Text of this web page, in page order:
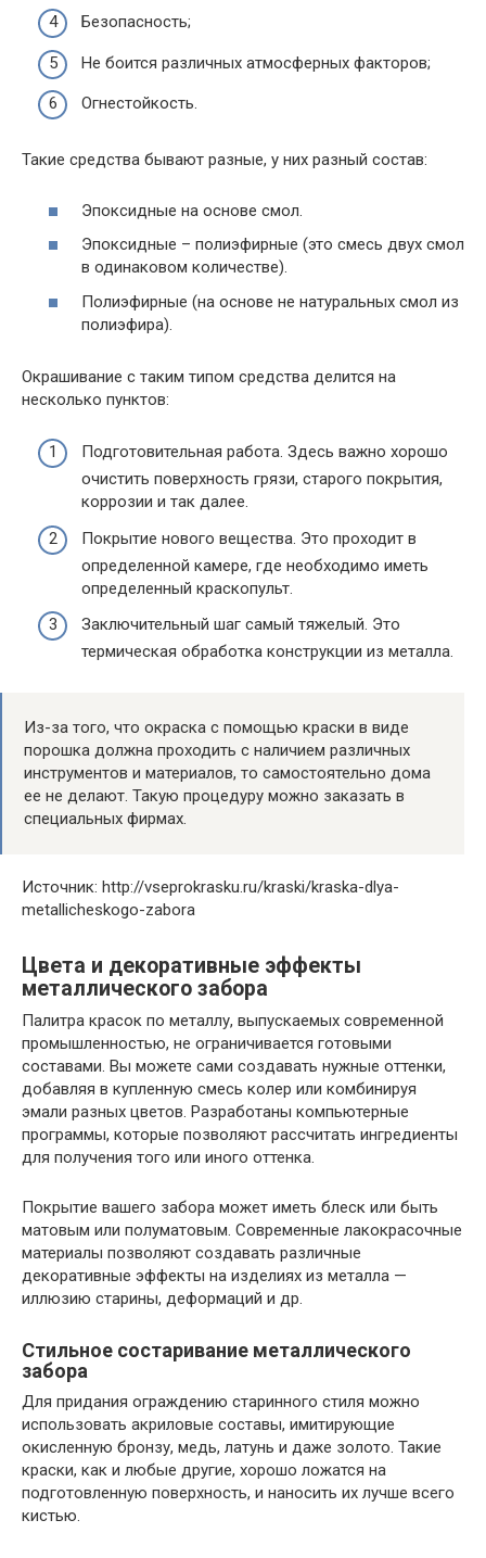
Безопасность;
Не боится различных атмосферных факторов;
Огнестойкость.
Такие средства бывают разные, у них разный состав:
Эпоксидные на основе смол.
Эпоксидные – полиэфирные (это смесь двух смол
в одинаковом количестве).
Полиэфирные (на основе не натуральных смол из
полиэфира).
Окрашивание с таким типом средства делится на
несколько пунктов:
Подготовительная работа. Здесь важно хорошо
очистить поверхность грязи, старого покрытия,
коррозии и так далее.
Покрытие нового вещества. Это проходит в
определенной камере, где необходимо иметь
определенный краскопульт.
Заключительный шаг самый тяжелый. Это
термическая обработка конструкции из металла.
Из-за того, что окраска с помощью краски в виде
порошка должна проходить с наличием различных
инструментов и материалов, то самостоятельно дома
ее не делают. Такую процедуру можно заказать в
специальных фирмах.
Источник: http://vseprokrasku.ru/kraski/kraska-dlya-
metallicheskogo-zabora
Цвета и декоративные эффекты
металлического забора
Палитра красок по металлу, выпускаемых современной
промышленностью, не ограничивается готовыми
составами. Вы можете сами создавать нужные оттенки,
добавляя в купленную смесь колер или комбинируя
эмали разных цветов. Разработаны компьютерные
программы, которые позволяют рассчитать ингредиенты
для получения того или иного оттенка.
Покрытие вашего забора может иметь блеск или быть
матовым или полуматовым. Современные лакокрасочные
материалы позволяют создавать различные
декоративные эффекты на изделиях из металла —
иллюзию старины, деформаций и др.
Стильное состаривание металлического
забора
Для придания ограждению старинного стиля можно
использовать акриловые составы, имитирующие
окисленную бронзу, медь, латунь и даже золото. Такие
краски, как и любые другие, хорошо ложатся на
подготовленную поверхность, и наносить их лучше всего
кистью.